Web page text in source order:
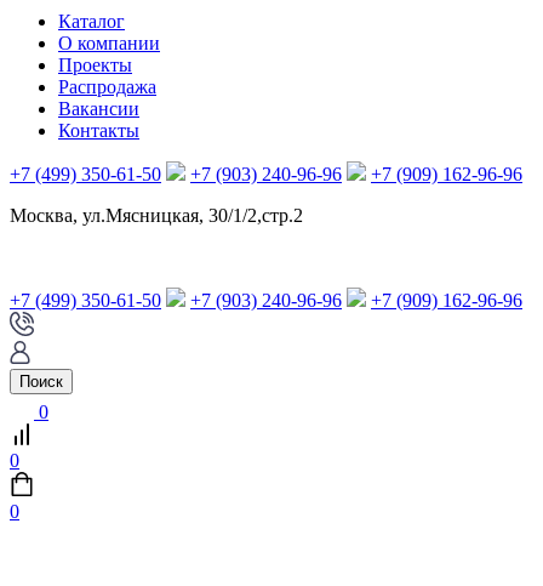
Каталог
О компании
Проекты
Распродажа
Вакансии
Контакты
+7 (499) 350-61-50 +7 (903) 240-96-96
+7 (909) 162-96-96
Москва, ул.Мясницкая, 30/1/2,стр.2
+7 (499) 350-61-50 +7 (903) 240-96-96 +7 (909) 162-96-96
Поиск
0
0
0